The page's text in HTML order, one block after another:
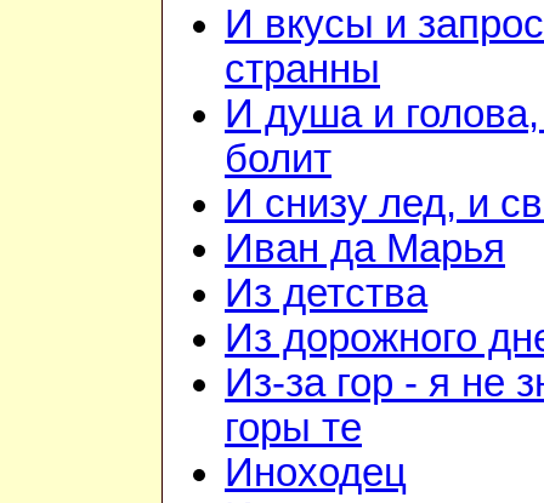
И вкусы и
странны
И душа и
болит
И снизу лед, и
Иван да Марья
Из детства
Из дорожного
Из-за гор - я не
горы те
Иноходец